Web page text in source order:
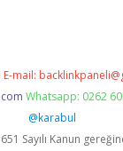
E-mail:
Whatsapp: 0262
@karabul
Sayılı Kanun